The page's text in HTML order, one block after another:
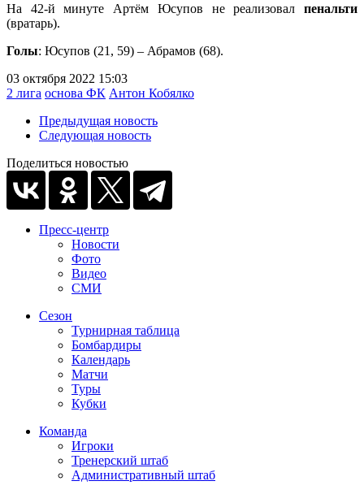
На 42-й минуте Артём Юсупов не реализовал пенальти
(вратарь).
Голы: Юсупов (21, 59) – Абрамов (68).
03 октября 2022 15:03
2 лига основа ФК Антон Кобялко
Предыдущая новость
Следующая новость
Поделиться новостью
Пресс-центр
Новости
Фото
Видео
СМИ
Сезон
Турнирная таблица
Бомбардиры
Календарь
Матчи
Туры
Кубки
Команда
Игроки
Тренерский штаб
Административный штаб